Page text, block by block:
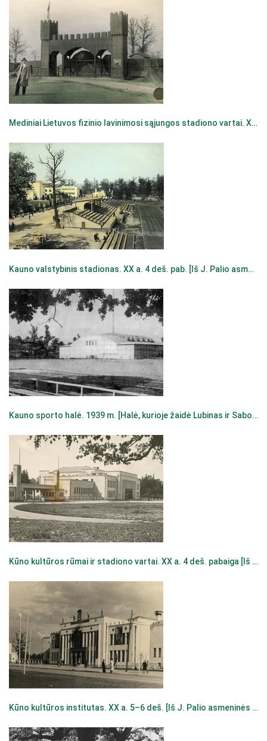
Mediniai Lietuvos fizinio lavinimosi sąjungos stadiono vartai. XX a. 4 deš. pr. Fotogr. J. Stanišauskas [?] [Iš KAVB fondų]
Kauno valstybinis stadionas. XX a. 4 deš. pab. [Iš J. Palio asmeninės kolekcijos]
Kauno sporto halė. 1939 m. [Halė, kurioje žaidė Lubinas ir Sabonis : 1939–1989 / Vidas Mačiulis, Vytautas Gudelis. – Kaunas, 1989. – P. 11.]
Kūno kultūros rūmai ir stadiono vartai. XX a. 4 deš. pabaiga [Iš N. Mikelionio asmeninės kolekcijos]
Kūno kultūros institutas. XX a. 5–6 deš. [Iš J. Palio asmeninės kolekcijos]